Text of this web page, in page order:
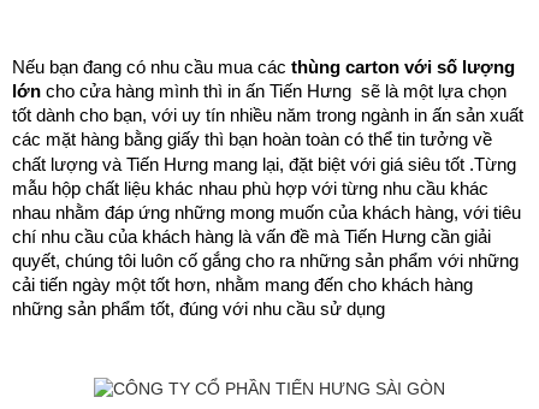
Nếu bạn đang có nhu cầu mua các thùng carton với số lượng
lớn cho cửa hàng mình thì in ấn Tiến Hưng  sẽ là một lựa chọn
tốt dành cho bạn, với uy tín nhiều năm trong ngành in ấn sản xuất
các mặt hàng bằng giấy thì bạn hoàn toàn có thể tin tưởng về
chất lượng và Tiến Hưng mang lại, đặt biệt với giá siêu tốt .Từng
mẫu hộp chất liệu khác nhau phù hợp với từng nhu cầu khác
nhau nhằm đáp ứng những mong muốn của khách hàng, với tiêu
chí nhu cầu của khách hàng là vấn đề mà Tiến Hưng cần giải
quyết, chúng tôi luôn cố gắng cho ra những sản phẩm với những
cải tiến ngày một tốt hơn, nhằm mang đến cho khách hàng
những sản phẩm tốt, đúng với nhu cầu sử dụng